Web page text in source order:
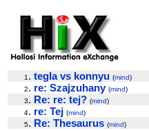
1 . tegla vs konnyu (mind)
2. re: Szajzuhany (mind)
3. Re: re: tej? (mind)
4. re: Tej (mind)
5. Re: Thesaurus (mind)